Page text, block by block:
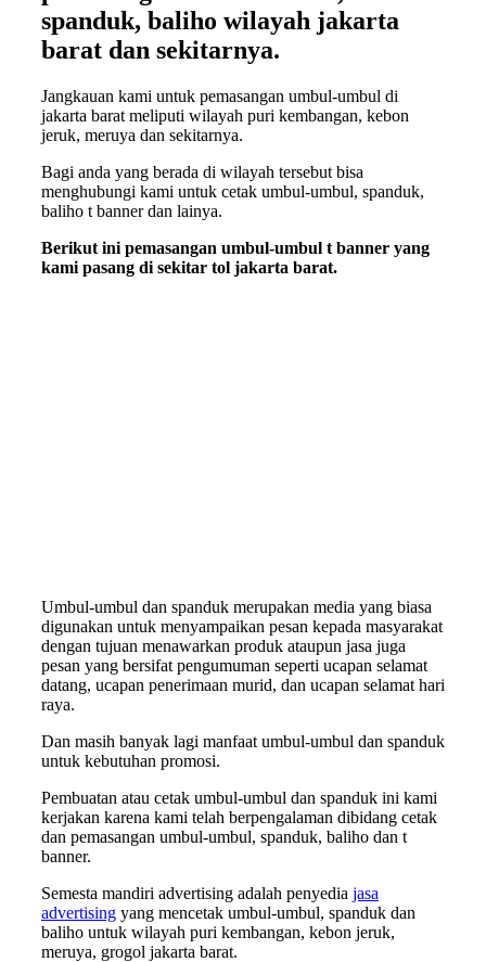
spanduk, baliho wilayah jakarta
barat dan sekitarnya.
Jangkauan kami untuk pemasangan umbul-umbul di
jakarta barat meliputi wilayah puri kembangan, kebon
jeruk, meruya dan sekitarnya.
Bagi anda yang berada di wilayah tersebut bisa
menghubungi kami untuk cetak umbul-umbul, spanduk,
baliho t banner dan lainya.
Berikut ini pemasangan umbul-umbul t banner yang
kami pasang di sekitar tol jakarta barat.
Umbul-umbul dan spanduk merupakan media yang biasa
digunakan untuk menyampaikan pesan kepada masyarakat
dengan tujuan menawarkan produk ataupun jasa juga
pesan yang bersifat pengumuman seperti ucapan selamat
datang, ucapan penerimaan murid, dan ucapan selamat hari
raya.
Dan masih banyak lagi manfaat umbul-umbul dan spanduk
untuk kebutuhan promosi.
Pembuatan atau cetak umbul-umbul dan spanduk ini kami
kerjakan karena kami telah berpengalaman dibidang cetak
dan pemasangan umbul-umbul, spanduk, baliho dan t
banner.
Semesta mandiri advertising adalah penyedia jasa
advertising yang mencetak umbul-umbul, spanduk dan
baliho untuk wilayah puri kembangan, kebon jeruk,
meruya, grogol jakarta barat.